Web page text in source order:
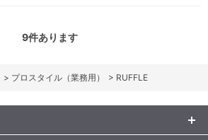
9件あります
> プロスタイル（業務用） > RUFFLE